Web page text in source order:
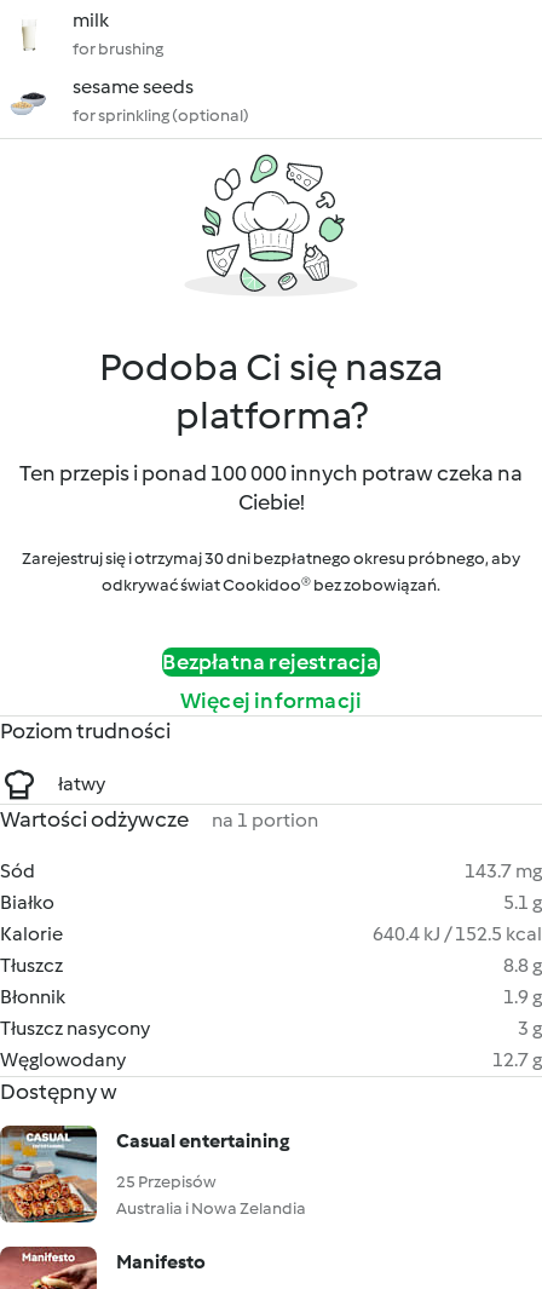
milk
for brushing
sesame seeds
for sprinkling (optional)
Podoba Ci się nasza
platforma?
Ten przepis i ponad 100 000 innych potraw czeka na
Ciebie!
Zarejestruj się i otrzymaj 30 dni bezpłatnego okresu próbnego, aby
odkrywać świat Cookidoo® bez zobowiązań.
Bezpłatna rejestracja
Więcej informacji
Poziom trudności
łatwy
Wartości odżywcze na 1 portion
Sód
143.7 mg
Białko
5.1 g
Kalorie
640.4 kJ / 152.5 kcal
Tłuszcz
8.8 g
Błonnik
1.9 g
Tłuszcz nasycony
3 g
Węglowodany
12.7 g
Dostępny w
Casual entertaining
25 Przepisów
Australia i Nowa Zelandia
Manifesto